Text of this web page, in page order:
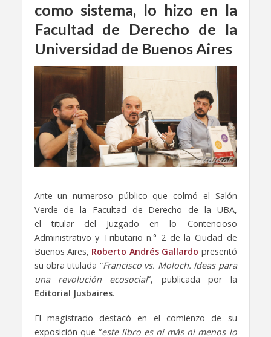
como sistema, lo hizo en la
Facultad de Derecho de la
Universidad de Buenos Aires
Ante un numeroso público que colmó el Salón
Verde de la Facultad de Derecho de la UBA,
el titular del Juzgado en lo Contencioso
Administrativo y Tributario n.° 2 de la Ciudad de
Buenos Aires, Roberto Andrés Gallardo presentó
su obra titulada “Francisco vs. Moloch. Ideas para
una revolución ecosocial“, publicada por la
Editorial Jusbaires.
El magistrado destacó en el comienzo de su
exposición que “este libro es ni más ni menos lo